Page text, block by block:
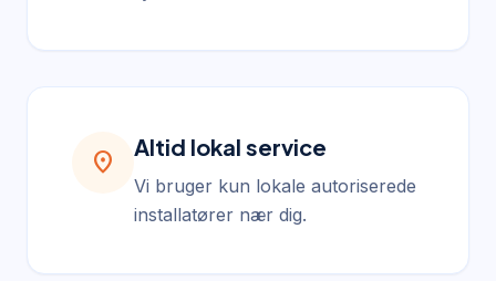
location_on
Altid lokal service
Vi bruger kun lokale autoriserede
installatører nær dig.